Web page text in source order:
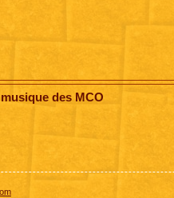
des MCO